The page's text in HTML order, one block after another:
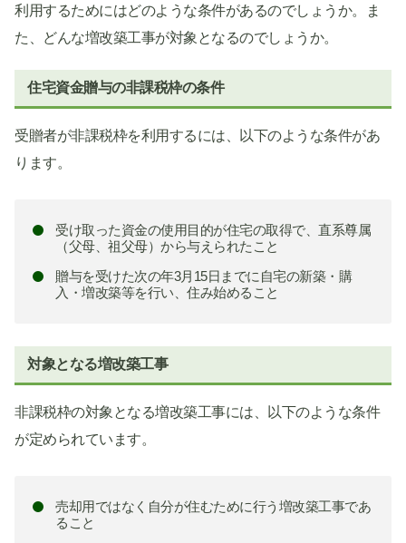
利用するためにはどのような条件があるのでしょうか。ま
た、どんな増改築工事が対象となるのでしょうか。
住宅資金贈与の非課税枠の条件
受贈者が非課税枠を利用するには、以下のような条件があ
ります。
受け取った資金の使用目的が住宅の取得で、直系尊属
（父母、祖父母）から与えられたこと
贈与を受けた次の年3月15日までに自宅の新築・購
入・増改築等を行い、住み始めること
対象となる増改築工事
非課税枠の対象となる増改築工事には、以下のような条件
が定められています。
売却用ではなく自分が住むために行う増改築工事であ
ること